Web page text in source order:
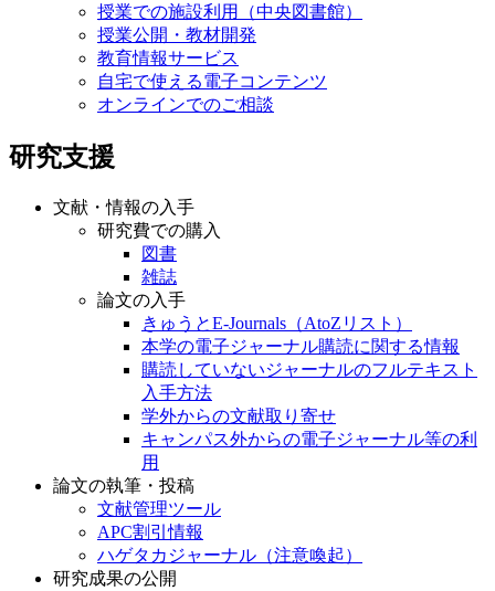
授業での施設利用（中央図書館）
授業公開・教材開発
教育情報サービス
自宅で使える電子コンテンツ
オンラインでのご相談
研究支援
文献・情報の入手
研究費での購入
図書
雑誌
論文の入手
きゅうとE-Journals（AtoZリスト）
本学の電子ジャーナル購読に関する情報
購読していないジャーナルのフルテキスト
入手方法
学外からの文献取り寄せ
キャンパス外からの電子ジャーナル等の利
用
論文の執筆・投稿
文献管理ツール
APC割引情報
ハゲタカジャーナル（注意喚起）
研究成果の公開